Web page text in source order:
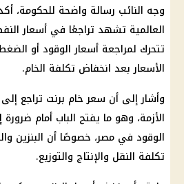
وجه النائب رسالة واضحة للحكومة،
العالمية تشهد تراجعًا في أسعار
تتحرك لمراجعة أسعار الوقود أو
الأسعار بعد انخفاض تكلفة الخام.
وأشار إلى أن سعر خام برنت تراجع
الأزمة، وهو ما يفتح الباب أمام
الوقود في مصر، خصوصًا أن البنزين
تكلفة النقل والإنتاج والتوزيع.